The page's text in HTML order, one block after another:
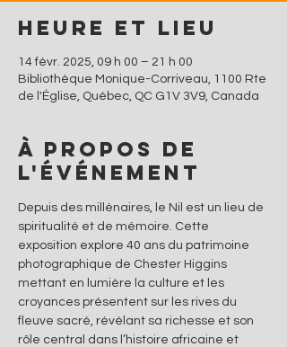
Heure et lieu
14 févr. 2025, 09 h 00 – 21 h 00
Bibliothèque Monique-Corriveau, 1100 Rte
de l'Église, Québec, QC G1V 3V9, Canada
À propos de
l'événement
Depuis des millénaires, le Nil est un lieu de
spiritualité et de mémoire. Cette
exposition explore 40 ans du patrimoine
photographique de Chester Higgins
mettant en lumière la culture et les
croyances présentent sur les rives du
fleuve sacré, révélant sa richesse et son
rôle central dans l’histoire africaine et